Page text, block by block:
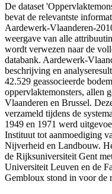
De dataset
bevat de relevantste
Aardewerk-Vlaanderen-
weergave van alle
wordt verwezen naar de
databank. Aardewerk-
beschrijving en
42.529 geassocieerde
oppervlaktemonsters, allen
Vlaanderen en Brussel.
verzameld tijdens de
1949 en 1971 werd
Instituut tot aanmoediging
Nijverheid en Landbouw.
de Rijksuniversiteit Gent
Universiteit Leuven en de
Gembloux stond in voor de